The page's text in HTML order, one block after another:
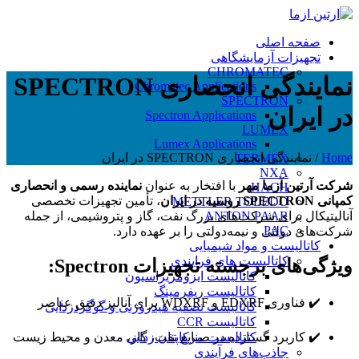
صفحه اصلی
تجهیزات آزمایشگاهی
CHROMATEC
Chromatec Applications
SPECTRON
Spectron Applications
LUMEX
Lumex Applications
TERMEX
NXA
HACH
METTLER TOLEDO
ANTON PAAR
PAC
کاتالیست و مواد شیمیایی
کاتالیست های فرایندی
کاتالیست ایزومریزاسیون
کاتالیست ریفرمینگ
کاتالیست تصفیه هیدروژنی و گوگردزدایی
کاتالیست CCR
کاتالیست مرکاپتان زدایی
جاذب‌های فرآیندی
نمایندگی انحصاری SPECTRON
در ایران
Home
/ نمایندگی انحصاری SPECTRON در ایران
شرکت آرتین آزما مهر با افتخار به عنوان نماینده رسمی و انحصاری
کمپانی SPECTRON روسیه در ایران
، تأمین تجهیزات تخصصی
آنالیتیکال برای شرکت‌های بزرگ نفت، گاز و پتروشیمی، از جمله
شرکت‌های دولتی و نیمه‌دولتی را بر عهده دارد.
ویژگی‌های برجسته تجهیزات Spectron:
✔️ فناوری EDXRF و WDXRF برای آنالیز دقیق عناصر
✔️ کاربرد گسترده در صنایع نفت، گاز، معدن و محیط زیست